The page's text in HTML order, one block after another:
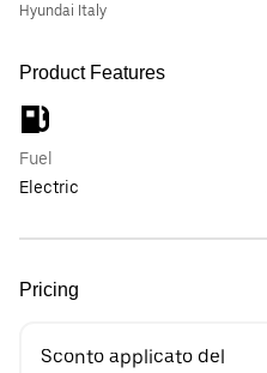
Hyundai Italy
Product Features
Fuel
Electric
Pricing
Sconto applicato del